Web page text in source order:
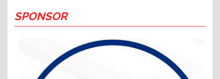
SPONSOR